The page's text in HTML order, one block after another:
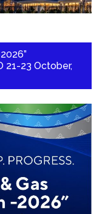
21-23 October,